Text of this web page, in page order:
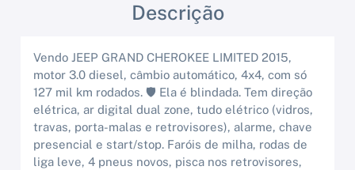
Descrição
Vendo JEEP GRAND CHEROKEE LIMITED 2015,
motor 3.0 diesel, câmbio automático, 4x4, com só
127 mil km rodados. 🛡️ Ela é blindada. Tem direção
elétrica, ar digital dual zone, tudo elétrico (vidros,
travas, porta-malas e retrovisores), alarme, chave
presencial e start/stop. Faróis de milha, rodas de
liga leve, 4 pneus novos, pisca nos retrovisores,